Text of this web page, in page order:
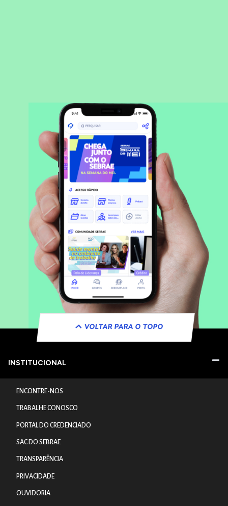
VOLTAR PARA O TOPO
INSTITUCIONAL
ENCONTRE-NOS
TRABALHE CONOSCO
PORTAL DO CREDENCIADO
SAC DO SEBRAE
TRANSPARÊNCIA
PRIVACIDADE
OUVIDORIA